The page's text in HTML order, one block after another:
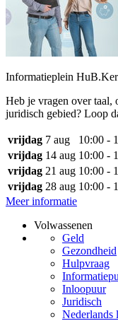
Informatieplein
Heb je vragen over
juridisch gebied? Loop
vrijdag 7 aug 10:00 -
vrijdag 14 aug 10:00 -
vrijdag 21 aug 10:00 -
vrijdag 28 aug 10:00 -
Meer informatie
Volwassenen
Geld
Gezondheid
Hulpvraag
Inloopuur
Juridisch
Nederlands